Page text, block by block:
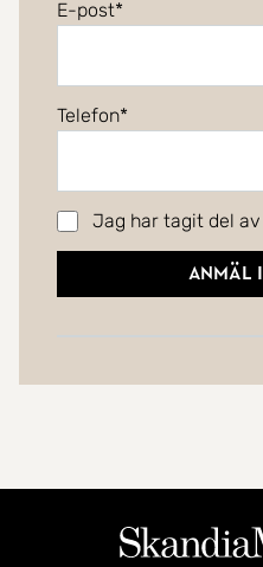
E-post
Telefon
Jag har tagit del av
Anmäl